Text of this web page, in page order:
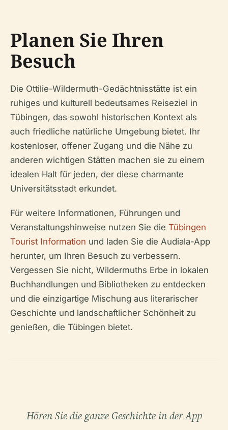
Planen Sie Ihren
Besuch
Die Ottilie-Wildermuth-Gedächtnisstätte ist ein
ruhiges und kulturell bedeutsames Reiseziel in
Tübingen, das sowohl historischen Kontext als
auch friedliche natürliche Umgebung bietet. Ihr
kostenloser, offener Zugang und die Nähe zu
anderen wichtigen Stätten machen sie zu einem
idealen Halt für jeden, der diese charmante
Universitätsstadt erkundet.
Für weitere Informationen, Führungen und
Veranstaltungshinweise nutzen Sie die Tübingen
Tourist Information und laden Sie die Audiala-App
herunter, um Ihren Besuch zu verbessern.
Vergessen Sie nicht, Wildermuths Erbe in lokalen
Buchhandlungen und Bibliotheken zu entdecken
und die einzigartige Mischung aus literarischer
Geschichte und landschaftlicher Schönheit zu
genießen, die Tübingen bietet.
Hören Sie die ganze Geschichte in der App